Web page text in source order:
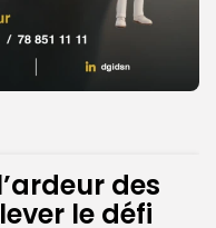
des
le défi